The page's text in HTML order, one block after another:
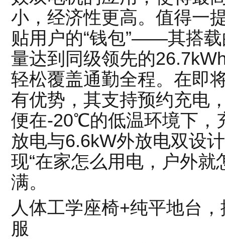
小，经济性更高。值得一
贴用户的“钱包”——其搭
量达到同级领先的
轻松覆盖通勤全程。在即
有优势，其支持预约充电
便在-20℃的低温环境下，
放电与6.6kW外放电双设
现“在家怎么用电，户外就
满。
人体工学座椅+纯平地台
服